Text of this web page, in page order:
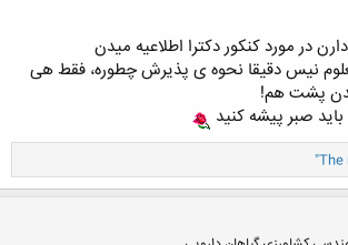
کلیک کنید تا باز شود...
در مورد کنکور دکترا اطلاعیه میدن
نیس دقیقا نحوه ی پذیرش چطوره، فقط هی
پشت هم!
صبر پیشه کنید